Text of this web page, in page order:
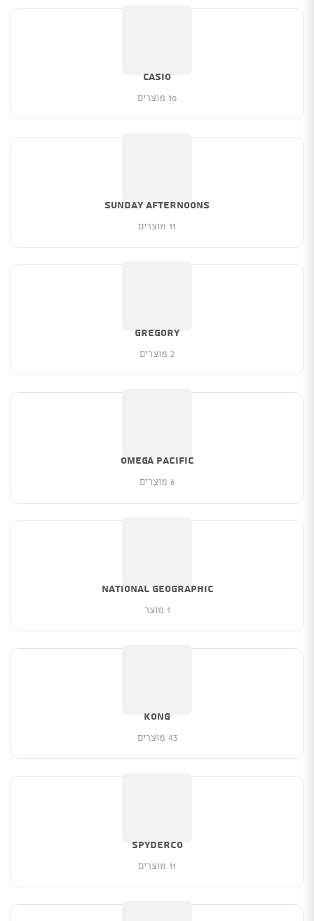
Casio
10 מוצרים
SUNDAY AFTERNOONS
11 מוצרים
Gregory
2 מוצרים
Omega Pacific
6 מוצרים
NATIONAL GEOGRAPHIC
1 מוצר
Kong
43 מוצרים
Spyderco
11 מוצרים